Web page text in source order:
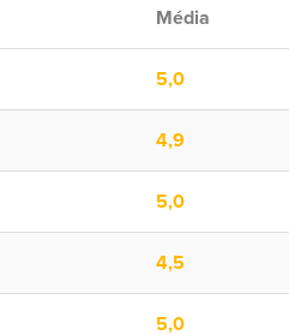
Média
5,0
4,9
5,0
4,5
5,0